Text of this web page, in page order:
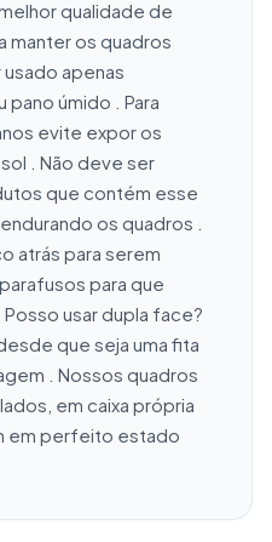
qualidade de
manter os quadros
apenas
úmido . Para
evite expor os
. Não deve ser
que contém esse
os quadros .
atrás para serem
para que
usar dupla face?
que seja uma fita
. Nossos quadros
em caixa própria
em perfeito estado